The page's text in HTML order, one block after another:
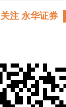
关注 永华证券